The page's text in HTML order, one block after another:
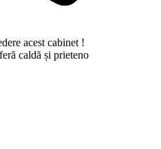
acest cabinet !
caldă și prieteno